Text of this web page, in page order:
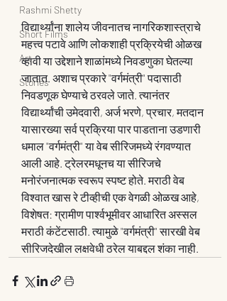
Rashmi Shetty
Short Films
Art
Stories
विद्यार्थ्यांना शालेय जीवनातच नागरिकशास्त्राचे
महत्त्व पटावे आणि लोकशाही प्रक्रियेची ओळख
व्हावी या उद्देशाने शाळांमध्ये निवडणुका घेतल्या
जातात. अशाच प्रकारे "वर्गमंत्री" पदासाठी
निवडणूक घेण्याचे ठरवले जाते. त्यानंतर
विद्यार्थ्यांची उमेदवारी, अर्ज भरणे, प्रचार, मतदान
यासारख्या सर्व प्रक्रिया पार पाडताना उडणारी
धमाल "वर्गमंत्री" या वेब सीरिजमध्ये रंगवण्यात
आली आहे. ट्रेलरमधूनच या सीरिजचे
मनोरंजनात्मक स्वरूप स्पष्ट होते. मराठी वेब
विश्वात खास रे टीव्हीची एक वेगळी ओळख आहे,
विशेषत: ग्रामीण पार्श्वभूमीवर आधारित अस्सल
मराठी कंटेंटसाठी. त्यामुळे "वर्गमंत्री" सारखी वेब
सीरिजदेखील लक्षवेधी ठरेल याबद्दल शंका नाही.